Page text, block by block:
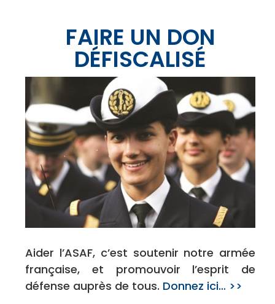
FAIRE UN DON
DÉFISCALISÉ
Aider l’ASAF, c’est soutenir notre armée
française, et promouvoir l’esprit de
défense auprès de tous. Donnez ici… >>